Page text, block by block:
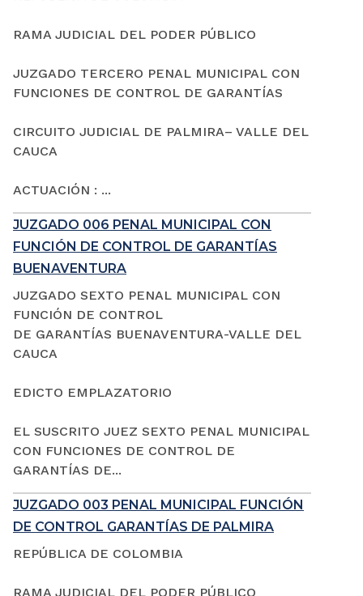
RAMA JUDICIAL DEL PODER PÚBLICO
JUZGADO TERCERO PENAL MUNICIPAL CON
FUNCIONES DE CONTROL DE GARANTÍAS
CIRCUITO JUDICIAL DE PALMIRA– VALLE DEL
CAUCA
ACTUACIÓN : ...
JUZGADO 006 PENAL MUNICIPAL CON
FUNCIÓN DE CONTROL DE GARANTÍAS
BUENAVENTURA
JUZGADO SEXTO PENAL MUNICIPAL CON
FUNCIÓN DE CONTROL
DE GARANTÍAS BUENAVENTURA-VALLE DEL
CAUCA
EDICTO EMPLAZATORIO
EL SUSCRITO JUEZ SEXTO PENAL MUNICIPAL
CON FUNCIONES DE CONTROL DE
GARANTÍAS DE...
JUZGADO 003 PENAL MUNICIPAL FUNCIÓN
DE CONTROL GARANTÍAS DE PALMIRA
REPÚBLICA DE COLOMBIA
RAMA JUDICIAL DEL PODER PÚBLICO